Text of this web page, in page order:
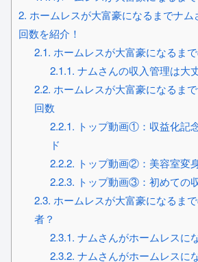
2. ホームレスが大富豪になるまでナム
回数を紹介！
2.1. ホームレスが大富豪になるま
2.1.1. ナムさんの収入管理は大
2.2. ホームレスが大富豪になるま
回数
2.2.1. トップ動画①：収益化記
ド
2.2.2. トップ動画②：美容室変
2.2.3. トップ動画③：初めての
2.3. ホームレスが大富豪になるま
者？
2.3.1. ナムさんがホームレスに
2.3.2. ナムさんがホームレスに